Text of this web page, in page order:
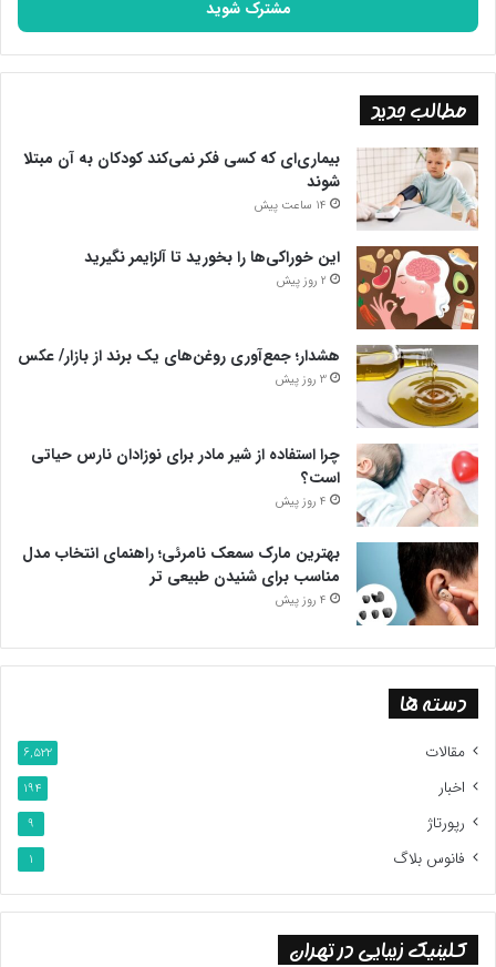
وارد
کنید
مطالب جدید
بیماری‌ای که کسی فکر نمی‌کند کودکان به آن مبتلا
شوند
14 ساعت پیش
این خوراکی‌ها را بخورید تا آلزایمر نگیرید
2 روز پیش
هشدار؛ جمع‌آوری روغن‌های یک برند از بازار/ عکس
3 روز پیش
چرا استفاده از شیر مادر برای نوزادان نارس حیاتی
است؟
4 روز پیش
بهترین مارک سمعک نامرئی؛ راهنمای انتخاب مدل
مناسب برای شنیدن طبیعی تر
4 روز پیش
دسته ها
مقالات 6,522
اخبار 194
رپورتاژ 9
فانوس بلاگ 1
کلینیک زیبایی در تهران